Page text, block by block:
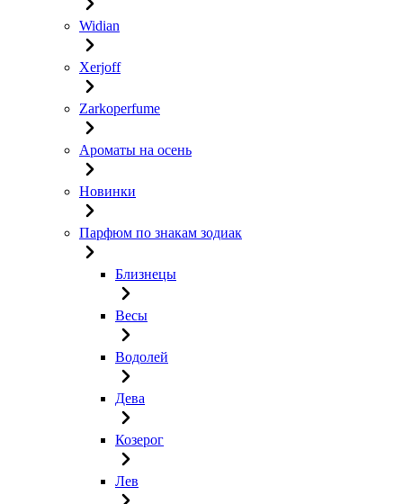
Widian
Xerjoff
Zarkoperfume
Ароматы на осень
Новинки
Парфюм по знакам зодиак
Близнецы
Весы
Водолей
Дева
Козерог
Лев